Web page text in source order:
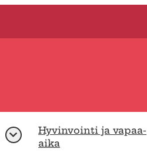
Avaa
Hyvinvointi ja vapaa-
aika